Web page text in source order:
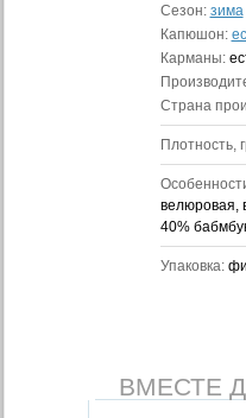
Сезон: зима
Капюшон:
Карманы:
Страна
Плотность,
велюровая,
40%
Упаковка:
ВМЕСТЕ